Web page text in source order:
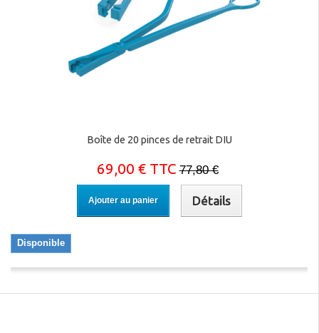
Boîte de 20 pinces de retrait DIU
69,00 € TTC 77,80 €
Ajouter au panier Détails
Disponible